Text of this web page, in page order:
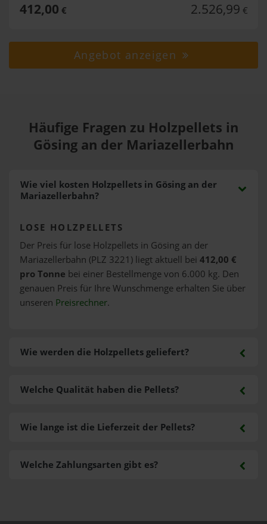
412,00 € 2.526,99 €
Angebot anzeigen
Häufige Fragen zu Holzpellets in
Gösing an der Mariazellerbahn
Wie viel kosten Holzpellets in Gösing an der
Mariazellerbahn?
LOSE HOLZPELLETS
Der Preis für lose Holzpellets in Gösing an der
Mariazellerbahn (PLZ 3221) liegt aktuell bei 412,00 €
pro Tonne bei einer Bestellmenge von 6.000 kg. Den
genauen Preis für Ihre Wunschmenge erhalten Sie über
unseren Preisrechner.
Wie werden die Holzpellets geliefert?
Welche Zahlungsarten gibt es?
Welche Qualität haben die Pellets?
Wie lange ist die Lieferzeit der Pellets?